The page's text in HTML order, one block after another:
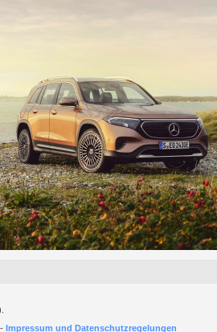
- Impressum und Datenschutzregelungen